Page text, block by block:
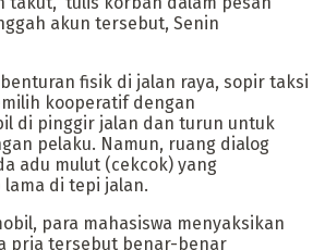
akun tersebut, Senin
fisik di jalan raya, sopir taksi
kooperatif dengan
di pinggir jalan dan turun untuk
pelaku. Namun, ruang dialog
adu mulut (cekcok) yang
di tepi jalan.
para mahasiswa menyaksikan
pria tersebut benar-benar